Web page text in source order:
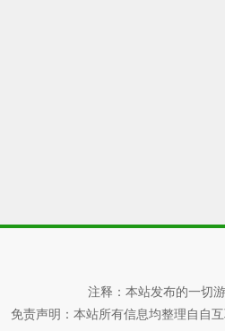
注释：本站发布的一切
免责声明：本站所有信息均整理自自